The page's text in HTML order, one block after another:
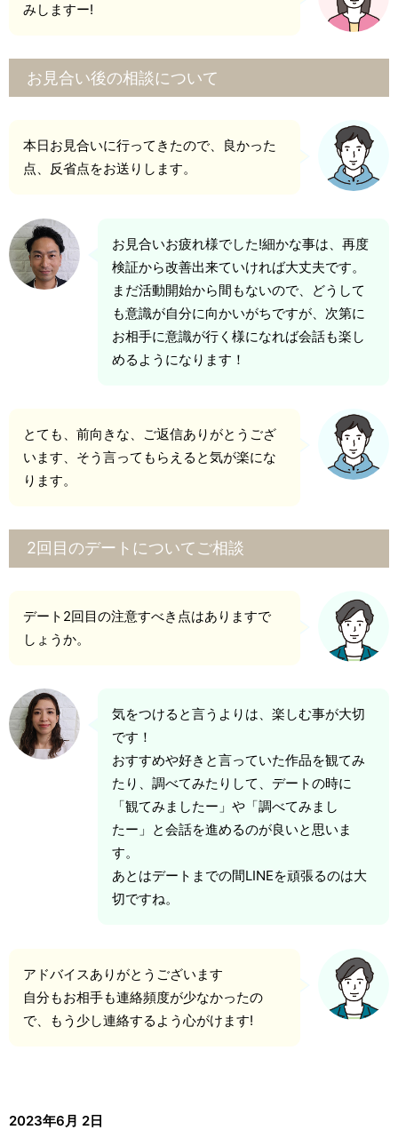
みしますー!
お見合い後の相談について
本日お見合いに行ってきたので、良かった
点、反省点をお送りします。
お見合いお疲れ様でした!細かな事は、再度
検証から改善出来ていければ大丈夫です。
まだ活動開始から間もないので、どうして
も意識が自分に向かいがちですが、次第に
お相手に意識が行く様になれば会話も楽し
めるようになります！
とても、前向きな、ご返信ありがとうござ
います、そう言ってもらえると気が楽にな
ります。
2回目のデートについてご相談
デート2回目の注意すべき点はありますで
しょうか。
気をつけると言うよりは、楽しむ事が大切
です！
おすすめや好きと言っていた作品を観てみ
たり、調べてみたりして、デートの時に
「観てみましたー」や「調べてみまし
たー」と会話を進めるのが良いと思いま
す。
あとはデートまでの間LINEを頑張るのは大
切ですね。
アドバイスありがとうございます
自分もお相手も連絡頻度が少なかったの
で、もう少し連絡するよう心がけます!
2023年6月 2日